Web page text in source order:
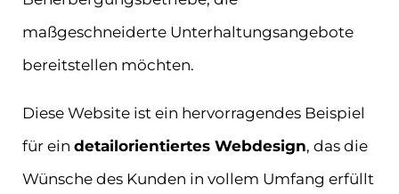
maßgeschneiderte Unterhaltungsangebote
bereitstellen möchten.
Diese Website ist ein hervorragendes Beispiel
für ein detailorientiertes Webdesign, das die
Wünsche des Kunden in vollem Umfang erfüllt